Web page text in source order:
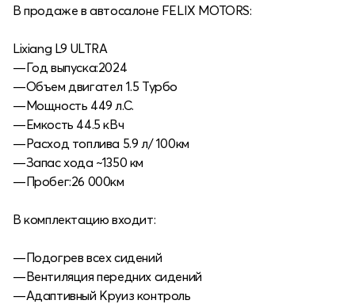
В продаже в автосалоне FELIX MOTORS:
Lixiang L9 ULTRA
—Год выпуска:2024
—Объем двигател 1.5 Турбо
—Мощность 449 л.С.
—Емкость 44.5 кВч
—Расход топлива 5.9 л/ 100км
—Запас хода ~1350 км
—Пробег:26 000км
В комплектацию входит:
—Подогрев всех сидений
—Вентиляция передних сидений
—Адаптивный Круиз контроль